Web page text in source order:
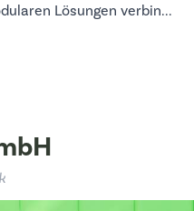
Lösungen verbin...